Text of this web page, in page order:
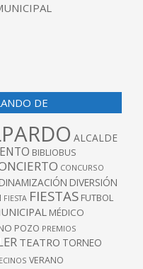
DE
ALCALDE
BIBLIOBUS
CONCURSO
DINAMIZACIÓN DIVERSIÓN
FIESTA FIESTAS FUTBOL
MÉDICO
POZO PREMIOS
TEATRO TORNEO
VERANO